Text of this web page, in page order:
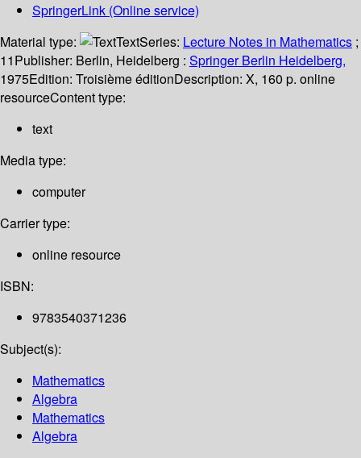
SpringerLink (Online service)
Material type:
TextSeries: Lecture Notes in Mathematics ;
11Publisher: Berlin, Heidelberg : Springer Berlin Heidelberg,
1975Edition: Troisième éditionDescription: X, 160 p. online
resourceContent type:
text
Media type:
computer
Carrier type:
online resource
ISBN:
9783540371236
Subject(s):
Mathematics
Algebra
Mathematics
Algebra